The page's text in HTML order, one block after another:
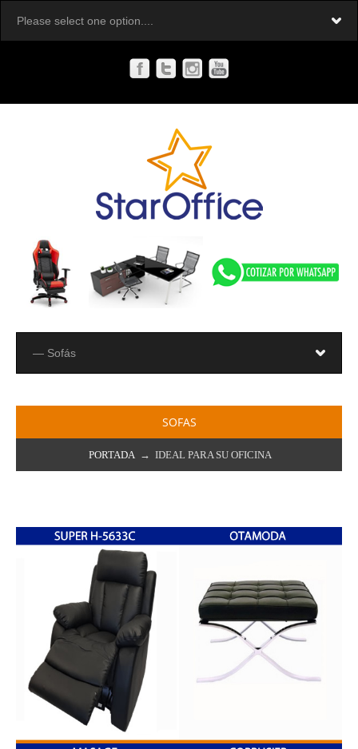
SOFAS
PORTADA → IDEAL PARA SU OFICINA